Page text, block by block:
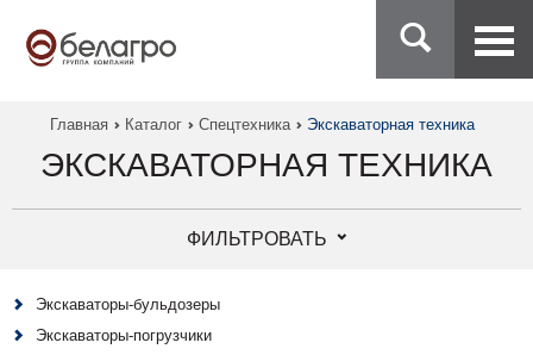
Главная Каталог Спецтехника Экскаваторная техника
ЭКСКАВАТОРНАЯ ТЕХНИКА
ФИЛЬТРОВАТЬ
Экскаваторы-бульдозеры
Экскаваторы-погрузчики